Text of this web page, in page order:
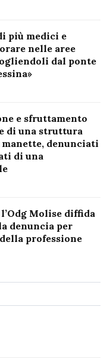
più medici e
nelle aree
dal ponte
e sfruttamento
di una struttura
denunciati
di una
l’Odg Molise diffida
denuncia per
professione